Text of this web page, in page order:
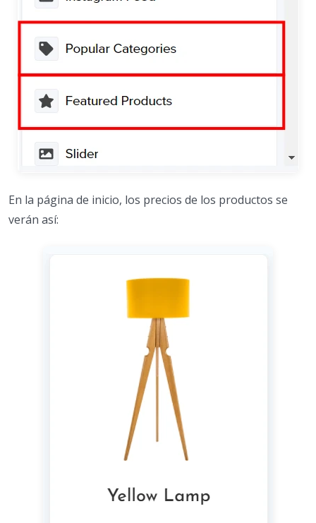
En la página de inicio, los precios de los productos se
verán así: